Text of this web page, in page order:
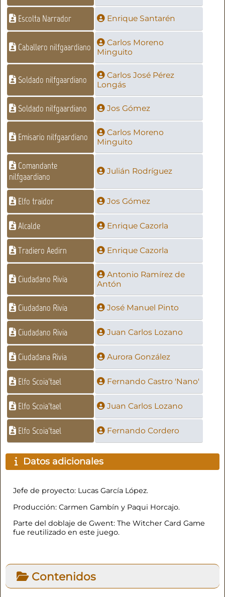
Escolta Narrador Enrique Santarén
Caballero nilfgaardiano
Carlos Moreno
Minguito
Soldado nilfgaardiano
Carlos José Pérez
Longás
Soldado nilfgaardiano Jos Gómez
Emisario nilfgaardiano
Carlos Moreno
Minguito
Comandante
nilfgaardiano
Julián Rodríguez
Elfo traidor Jos Gómez
Alcalde Enrique Cazorla
Tradiero Aedirn Enrique Cazorla
Ciudadano Rivia
Antonio Ramírez de
Antón
Ciudadano Rivia José Manuel Pinto
Ciudadano Rivia Juan Carlos Lozano
Ciudadana Rivia Aurora González
Elfo Scoia'tael Fernando Castro 'Nano'
Elfo Scoia'tael Juan Carlos Lozano
Elfo Scoia'tael Fernando Cordero
Datos adicionales
Jefe de proyecto: Lucas García López.
Producción: Carmen Gambín y Paqui Horcajo.
Parte del doblaje de Gwent: The Witcher Card Game
fue reutilizado en este juego.
Contenidos